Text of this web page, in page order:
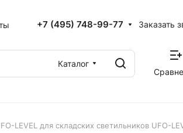
+7 (495) 748-99-77 Заказать
Каталог
LEVEL для складских светильников UFO-